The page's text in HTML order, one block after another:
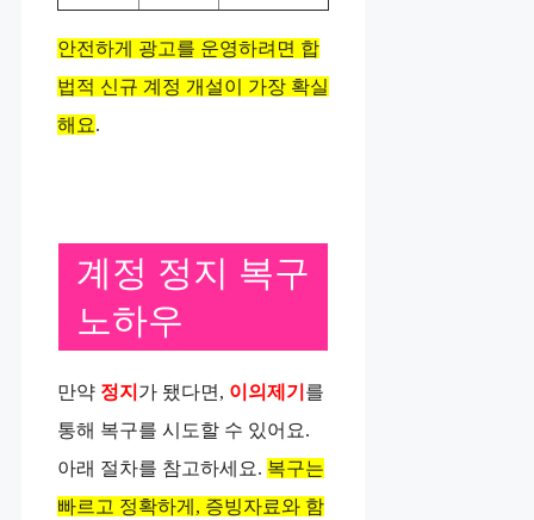
안전하게 광고를 운영하려면 합
법적 신규 계정 개설이 가장 확실
해요.
계정 정지 복구
노하우
만약 정지 가 됐다면, 이의제기 를
통해 복구를 시도할 수 있어요.
아래 절차를 참고하세요. 복구는
빠르고 정확하게, 증빙자료와 함